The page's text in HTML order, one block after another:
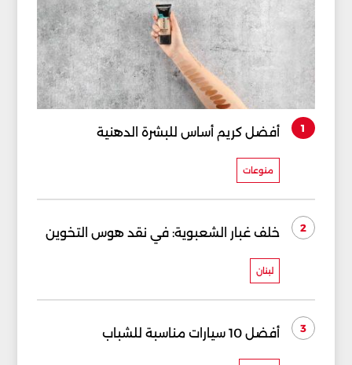
1 أفضل كريم أساس للبشرة الدهنية
منوعات
2 خلف غبار الشعبوية: في نقد هوس التخوين
لبنان
3 أفضل 10 سيارات مناسبة للشباب